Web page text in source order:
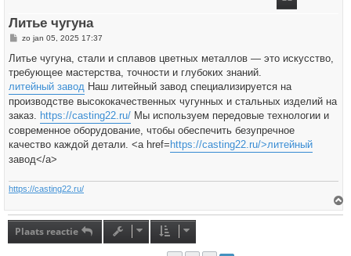
Литье чугуна
B
r
c
h
t
zo jan 05, 2025 17:37
Литье чугуна, стали и сплавов цветных металлов — это искусство,
требующее мастерства, точности и глубоких знаний.
литейный завод Наш литейный завод специализируется на
производстве высококачественных чугунных и стальных изделий на
заказ. https://casting22.ru/ Мы используем передовые технологии и
современное оборудование, чтобы обеспечить безупречное
качество каждой детали. <a href= https://casting22.ru/>литейный
завод</a>
https://casting22.ru/
Plaats reactie